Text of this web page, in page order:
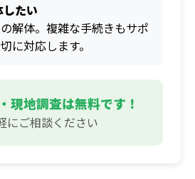
たい
解体。複雑な手続きもサポ
に対応します。
現地調査は無料です！
にご相談ください